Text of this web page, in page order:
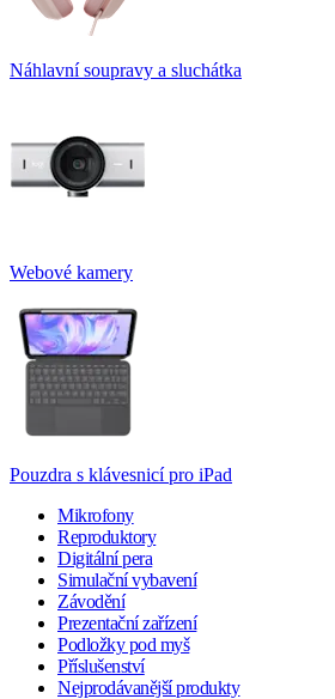
Náhlavní soupravy a sluchátka
Webové kamery
Pouzdra s klávesnicí pro iPad
Mikrofony
Reproduktory
Digitální pera
Simulační vybavení
Závodění
Prezentační zařízení
Podložky pod myš
Příslušenství
Nejprodávanější produkty